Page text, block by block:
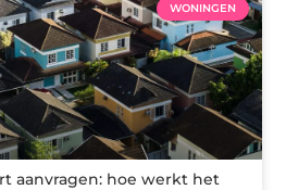
WONINGEN
aanvragen: hoe werkt het